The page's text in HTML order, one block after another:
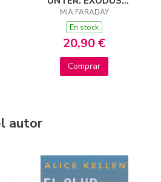
(TRILOGÍA DE
UNTER 3)
MIA FARADAY
En stock
20,90 €
Comprar
autor